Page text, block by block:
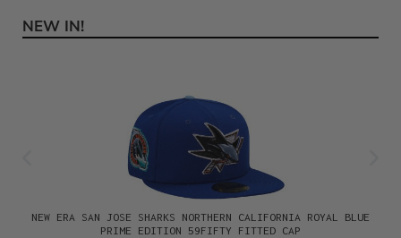
Hoppa över produktgalleri
NEW IN!
NEW ERA SAN JOSE SHARKS NORTHERN CALIFORNIA ROYAL BLUE
PRIME EDITION 59FIFTY FITTED CAP